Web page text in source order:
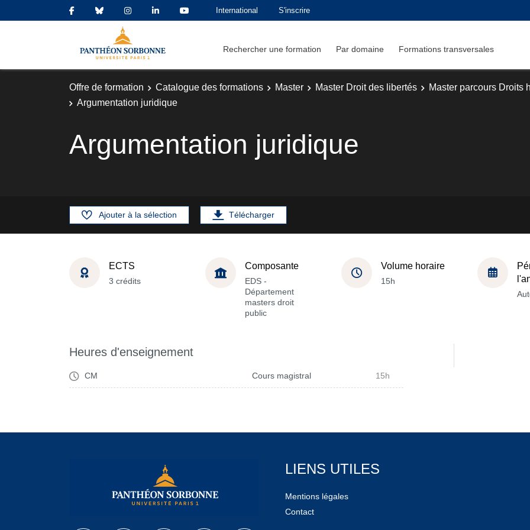
International S'inscrire
Rechercher une formation Par domaine Formations transversales
Offre de formation Catalogue des formations Master Master Droit des libertés Master parcours Droits
Argumentation juridique
Argumentation juridique
Ajouter à la sélection Télécharger
ECTS
3 crédits
Composante
EDS -
Département
masters droit
public
Volume horaire
15h
Heures d'enseignement
CM Cours magistral 15h
LIENS UTILES
Mentions légales
Contact